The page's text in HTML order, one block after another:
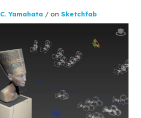
C. Yamahata / on Sketchfab